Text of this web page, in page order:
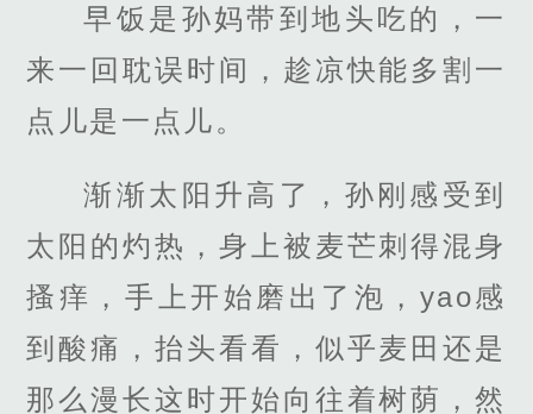
早饭是孙妈带到地头吃的，一
来一回耽误时间，趁凉快能多割一
点儿是一点儿。
渐渐太阳升高了，孙刚感受到
太阳的灼热，身上被麦芒刺得混身
搔痒，手上开始磨出了泡，yao感
到酸痛，抬头看看，似乎麦田还是
那么漫长这时开始向往着树荫，然